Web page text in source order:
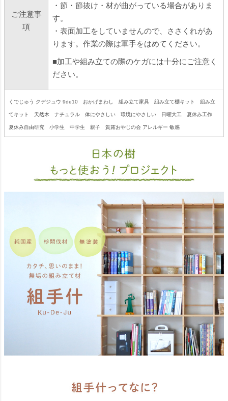
ご注意事
項
・節・節抜け・材が曲がっている場合がありま
す。
・表面加工をしていませんので、ささくれがあ
ります。作業の際は軍手をはめてください。
■加工や組み立ての際のケガには十分にご注意く
ださい。
くでじゅう クデジュウ 9de10 おかげまわし 組み立て家具 組み立て棚キット 組み立
てキット 天然木 ナチュラル 体にやさしい 環境にやさしい 日曜大工 夏休み工作
夏休み自由研究 小学生 中学生 親子 賀露おやじの会 アレルギー 敏感